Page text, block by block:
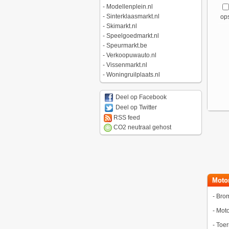
- Modellenplein.nl
- Sinterklaasmarkt.nl
- Skimarkt.nl
- Speelgoedmarkt.nl
- Speurmarkt.be
- Verkoopuwauto.nl
- Vissenmarkt.nl
- Woningruilplaats.nl
Deel op Facebook
Deel op Twitter
RSS feed
CO2 neutraal gehost
-
-
-